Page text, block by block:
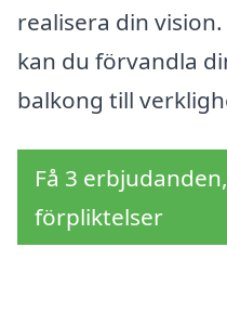
realisera din
kan du förvandla
balkong till
Få 3
förpliktelser